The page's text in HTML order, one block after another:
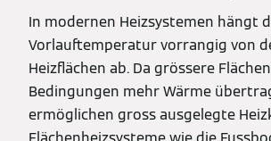
In modernen Heizsystemen hängt
Vorlauftemperatur vorrangig von
Heizflächen ab. Da grössere
Bedingungen mehr Wärme
ermöglichen gross ausgelegte